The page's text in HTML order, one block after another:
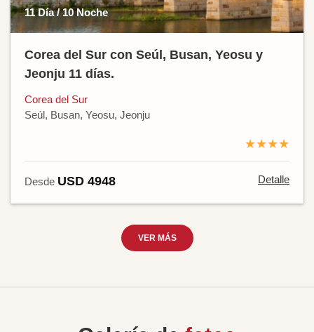
11 Día / 10 Noche
Corea del Sur con Seúl, Busan, Yeosu y
Jeonju 11 días.
Corea del Sur
Seúl, Busan, Yeosu, Jeonju
★★★★
Desde USD 4948 Detalle
VER MÁS